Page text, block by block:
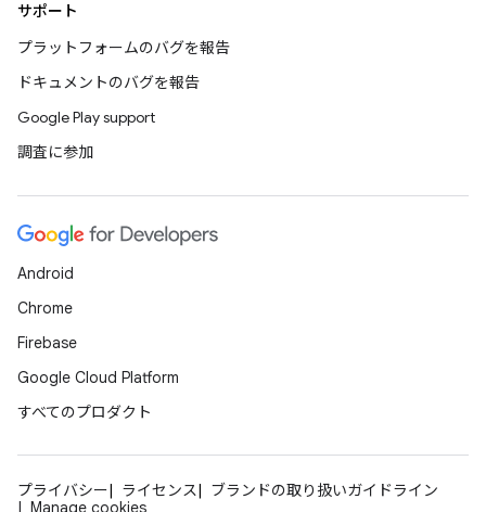
サポート
プラットフォームのバグを報告
ドキュメントのバグを報告
Google Play support
調査に参加
Android
Chrome
Firebase
Google Cloud Platform
すべてのプロダクト
プライバシー ライセンス
ブランドの取り扱いガイドライン
Manage cookies